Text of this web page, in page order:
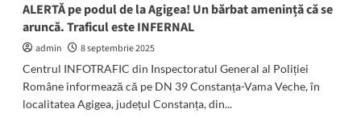
Agigea
și
Eforie
ALERTĂ pe podul de la Agigea! Un bărbat amenință că se
aruncă. Traficul este INFERNAL
admin
8 septembrie 2025
Centrul INFOTRAFIC din Inspectoratul General al Poliției
Române informează că pe DN 39 Constanța-Vama Veche, în
localitatea Agigea, județul Constanța, din...